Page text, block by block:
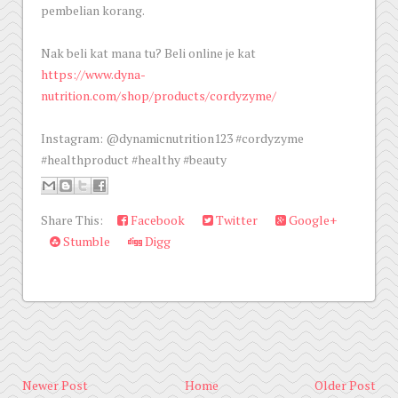
pembelian korang.
Nak beli kat mana tu? Beli online je kat
https://www.dyna-
nutrition.com/shop/products/cordyzyme/
Instagram: @dynamicnutrition123 #cordyzyme
#healthproduct #healthy #beauty
Share This: Facebook Twitter
Google+
Stumble
Digg
Newer Post Older Post
Home